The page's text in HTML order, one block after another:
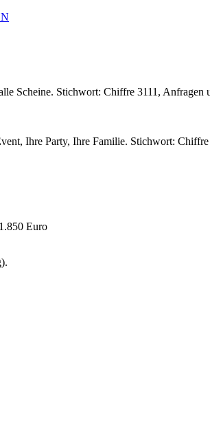
Scheine. Stichwort: Chiffre 3111, Anfragen
Ihre Party, Ihre Familie. Stichwort:
Euro